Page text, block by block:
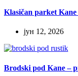
Klasičan parket
јун 12, 2026
Brodski pod Kane –